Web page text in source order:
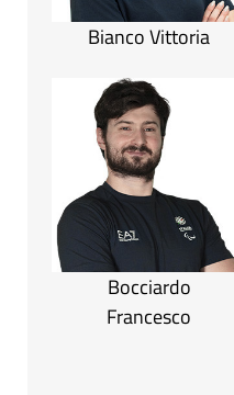
Bianco Vittoria
Bocciardo
Francesco